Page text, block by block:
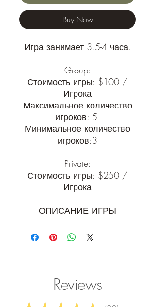
Buy Now
Игра занимает 3.5-4 часа.
Group:
Стоимость игры: $100 /
Игрока
Максимальное количество
игроков: 5
Минимальное количество
игроков:3
Private:
Стоимость игры: $250 /
Игрока
ОПИСАНИЕ ИГРЫ
Лила - древняя индийская
настольная игра, дата её
игры - Джняна-чаупада
(«джняна» - «знание,
мудрость», «чаупада» - «игра
Reviews